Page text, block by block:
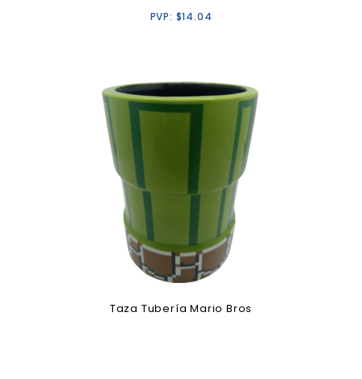
PVP: $14.04
Taza Tubería Mario Bros